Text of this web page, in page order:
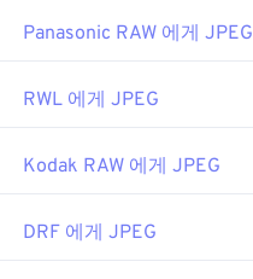
Panasonic RAW 에게 JPEG
RWL 에게 JPEG
Kodak RAW 에게 JPEG
DRF 에게 JPEG